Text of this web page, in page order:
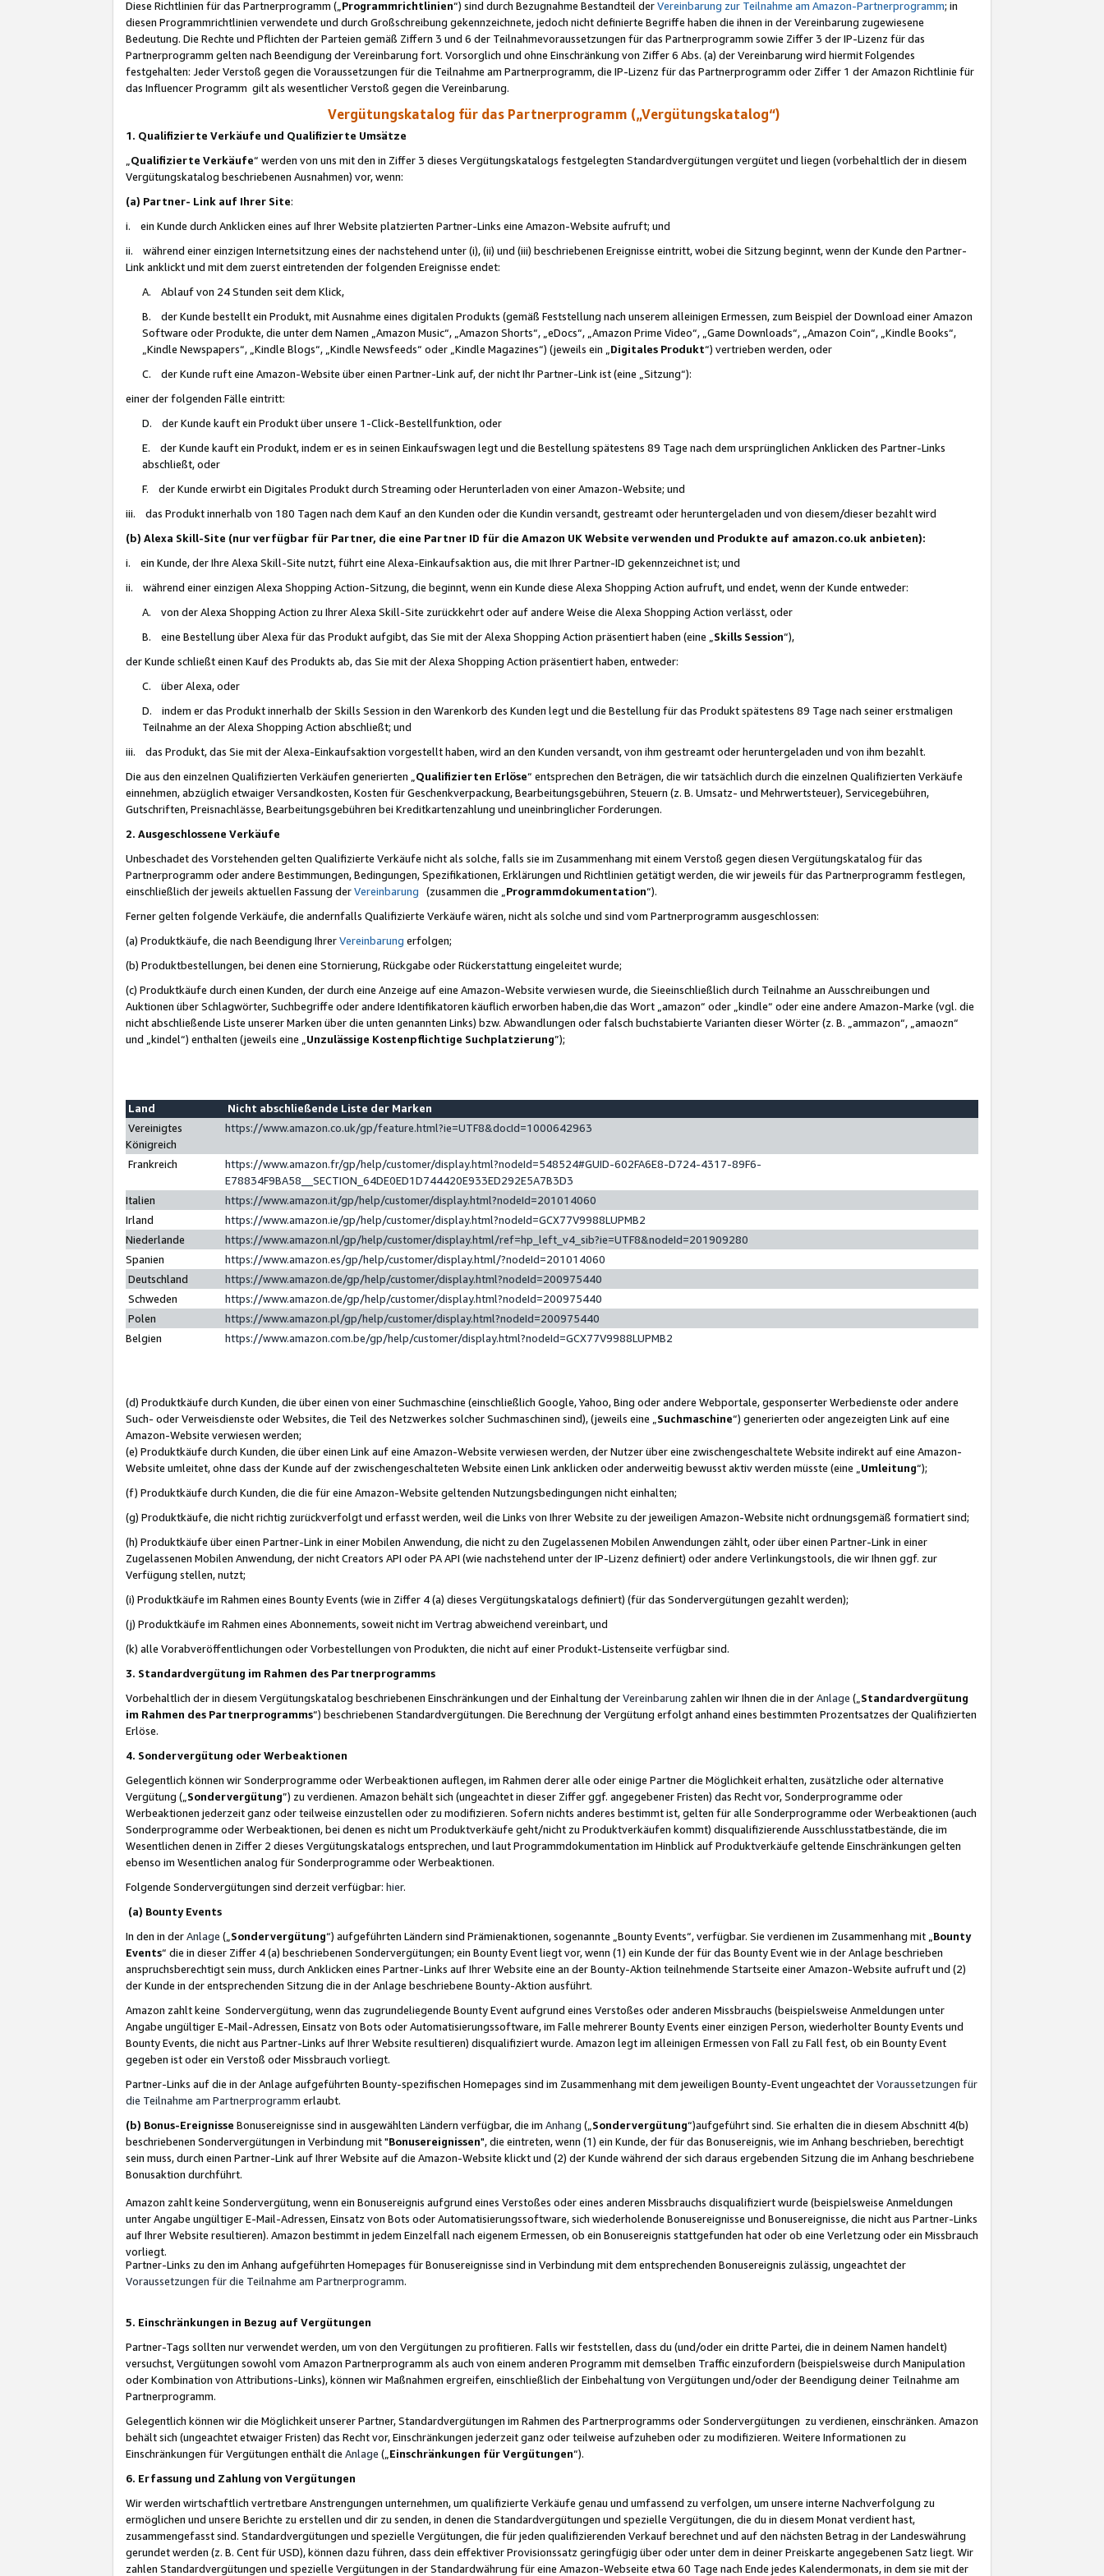
Diese Richtlinien für das Partnerprogramm („Programmrichtlinien“) sind durch Bezugnahme Bestandteil derVereinbarung zur Teilnahme am Amazon-Partnerprogramm; in
diesen Programmrichtlinien verwendete und durch Großschreibung gekennzeichnete, jedoch nicht definierte Begriffe haben die ihnen in der Vereinbarung zugewiesene
Bedeutung. Die Rechte und Pflichten der Parteien gemäß Ziffern 3 und 6 der Teilnahmevoraussetzungen für das Partnerprogramm sowie Ziffer 3 der IP-Lizenz für das
Partnerprogramm gelten nach Beendigung der Vereinbarung fort. Vorsorglich und ohne Einschränkung von Ziffer 6 Abs. (a) der Vereinbarung wird hiermit Folgendes
festgehalten: Jeder Verstoß gegen die Voraussetzungen für die Teilnahme am Partnerprogramm, die IP-Lizenz für das Partnerprogramm oder Ziffer 1 der Amazon Richtlinie für
das Influencer Programm gilt als wesentlicher Verstoß gegen die Vereinbarung.
Vergütungskatalog für das Partnerprogramm („Vergütungskatalog“)
1. Qualifizierte Verkäufe und Qualifizierte Umsätze
Qualifizierte Verkäufe“ werden von uns mit den in Ziffer 3 dieses Vergütungskatalogs festgelegten Standardvergütungen vergütet und liegen (vorbehaltlich der in diesem
Vergütungskatalog beschriebenen Ausnahmen) vor, wenn:
(a) Partner- Link auf Ihrer Site:
i. ein Kunde durch Anklicken eines auf Ihrer Website platzierten Partner-Links eine Amazon-Website aufruft; und
ii. während einer einzigen Internetsitzung eines der nachstehend unter (i), (ii) und (iii) beschriebenen Ereignisse eintritt, wobei die Sitzung beginnt, wenn der Kunde den Partner-
Link anklickt und mit dem zuerst eintretenden der folgenden Ereignisse endet:
A. Ablauf von 24 Stunden seit dem Klick,
B. der Kunde bestellt ein Produkt, mit Ausnahme eines digitalen Produkts (gemäß Feststellung nach unserem alleinigen Ermessen, zum Beispiel der Download einer Amazon
Software oder Produkte, die unter dem Namen „Amazon Music“, „Amazon Shorts“, „eDocs“, „Amazon Prime Video“, „Game Downloads“, „Amazon Coin“, „Kindle Books“,
„Kindle Newspapers“, „Kindle Blogs“, „Kindle Newsfeeds“ oder „Kindle Magazines“) (jeweils ein „ Digitales Produkt“) vertrieben werden, oder
C. der Kunde ruft eine Amazon-Website über einen Partner-Link auf, der nicht Ihr Partner-Link ist (eine „Sitzung“):
einer der folgenden Fälle eintritt:
D. der Kunde kauft ein Produkt über unsere 1-Click-Bestellfunktion, oder
E. der Kunde kauft ein Produkt, indem er es in seinen Einkaufswagen legt und die Bestellung spätestens 89 Tage nach dem ursprünglichen Anklicken des Partner-Links
abschließt, oder
F. der Kunde erwirbt ein Digitales Produkt durch Streaming oder Herunterladen von einer Amazon-Website; und
iii. das Produkt innerhalb von 180 Tagen nach dem Kauf an den Kunden oder die Kundin versandt, gestreamt oder heruntergeladen und von diesem/dieser bezahlt wird
(b) Alexa Skill-Site (nur verfügbar für Partner, die eine Partner ID für die Amazon UK Website verwenden und Produkte auf amazon.co.uk anbieten):
i. ein Kunde, der Ihre Alexa Skill-Site nutzt, führt eine Alexa-Einkaufsaktion aus, die mit Ihrer Partner-ID gekennzeichnet ist; und
ii. während einer einzigen Alexa Shopping Action-Sitzung, die beginnt, wenn ein Kunde diese Alexa Shopping Action aufruft, und endet, wenn der Kunde entweder:
A. von der Alexa Shopping Action zu Ihrer Alexa Skill-Site zurückkehrt oder auf andere Weise die Alexa Shopping Action verlässt, oder
B. eine Bestellung über Alexa für das Produkt aufgibt, das Sie mit der Alexa Shopping Action präsentiert haben (eine „ Skills Session“),
der Kunde schließt einen Kauf des Produkts ab, das Sie mit der Alexa Shopping Action präsentiert haben, entweder:
C. über Alexa, oder
D. indem er das Produkt innerhalb der Skills Session in den Warenkorb des Kunden legt und die Bestellung für das Produkt spätestens 89 Tage nach seiner erstmaligen
Teilnahme an der Alexa Shopping Action abschließt; und
iii. das Produkt, das Sie mit der Alexa-Einkaufsaktion vorgestellt haben, wird an den Kunden versandt, von ihm gestreamt oder heruntergeladen und von ihm bezahlt.
Die aus den einzelnen Qualifizierten Verkäufen generierten „ Qualifizierten Erlöse“ entsprechen den Beträgen, die wir tatsächlich durch die einzelnen Qualifizierten Verkäufe
einnehmen, abzüglich etwaiger Versandkosten, Kosten für Geschenkverpackung, Bearbeitungsgebühren, Steuern (z. B. Umsatz- und Mehrwertsteuer), Servicegebühren,
Gutschriften, Preisnachlässe, Bearbeitungsgebühren bei Kreditkartenzahlung und uneinbringlicher Forderungen.
2. Ausgeschlossene Verkäufe
Unbeschadet des Vorstehenden gelten Qualifizierte Verkäufe nicht als solche, falls sie im Zusammenhang mit einem Verstoß gegen diesen Vergütungskatalog für das
Partnerprogramm oder andere Bestimmungen, Bedingungen, Spezifikationen, Erklärungen und Richtlinien getätigt werden, die wir jeweils für das Partnerprogramm festlegen,
einschließlich der jeweils aktuellen Fassung derVereinbarung (zusammen die „ Programmdokumentation“).
Ferner gelten folgende Verkäufe, die andernfalls Qualifizierte Verkäufe wären, nicht als solche und sind vom Partnerprogramm ausgeschlossen:
(a) Produktkäufe, die nach Beendigung IhrerVereinbarung erfolgen;
(b) Produktbestellungen, bei denen eine Stornierung, Rückgabe oder Rückerstattung eingeleitet wurde;
(c) Produktkäufe durch einen Kunden, der durch eine Anzeige auf eine Amazon-Website verwiesen wurde, die Sieeinschließlich durch Teilnahme an Ausschreibungen und
Auktionen über Schlagwörter, Suchbegriffe oder andere Identifikatoren käuflich erworben haben,die das Wort „amazon“ oder „kindle“ oder eine andere Amazon-Marke (vgl. die
nicht abschließende Liste unserer Marken über die unten genannten Links) bzw. Abwandlungen oder falsch buchstabierte Varianten dieser Wörter (z. B. „ammazon“, „amaozn“
und „kindel“) enthalten (jeweils eine „ Unzulässige Kostenpflichtige Suchplatzierung”);
Land
Nicht abschließende Liste der Marken
Vereinigtes
Königreich
https://www.amazon.co.uk/gp/feature.html?ie=UTF8&docId=1000642963
Frankreich
https://www.amazon.fr/gp/help/customer/display.html?nodeId=548524#GUID-602FA6E8-D724-4317-89F6-
E78834F9BA58__SECTION_64DE0ED1D744420E933ED292E5A7B3D3
Italien
https://www.amazon.it/gp/help/customer/display.html?nodeId=201014060
Irland
https://www.amazon.ie/gp/help/customer/display.html?nodeId=GCX77V9988LUPMB2
Niederlande
https://www.amazon.nl/gp/help/customer/display.html/ref=hp_left_v4_sib?ie=UTF8&nodeId=201909280
Spanien
https://www.amazon.es/gp/help/customer/display.html/?nodeId=201014060
Deutschland
https://www.amazon.de/gp/help/customer/display.html?nodeId=200975440
Schweden
https://www.amazon.de/gp/help/customer/display.html?nodeId=200975440
Polen
https://www.amazon.pl/gp/help/customer/display.html?nodeId=200975440
Belgien
https://www.amazon.com.be/gp/help/customer/display.html?nodeId=GCX77V9988LUPMB2
(d) Produktkäufe durch Kunden, die über einen von einer Suchmaschine (einschließlich Google, Yahoo, Bing oder andere Webportale, gesponserter Werbedienste oder andere
Such- oder Verweisdienste oder Websites, die Teil des Netzwerkes solcher Suchmaschinen sind), (jeweils eine „ Suchmaschine“) generierten oder angezeigten Link auf eine
Amazon-Website verwiesen werden;
(e) Produktkäufe durch Kunden, die über einen Link auf eine Amazon-Website verwiesen werden, der Nutzer über eine zwischengeschaltete Website indirekt auf eine Amazon-
Website umleitet, ohne dass der Kunde auf der zwischengeschalteten Website einen Link anklicken oder anderweitig bewusst aktiv werden müsste (eine „ Umleitung“);
(f) Produktkäufe durch Kunden, die die für eine Amazon-Website geltenden Nutzungsbedingungen nicht einhalten;
(g) Produktkäufe, die nicht richtig zurückverfolgt und erfasst werden, weil die Links von Ihrer Website zu der jeweiligen Amazon-Website nicht ordnungsgemäß formatiert sind;
(h) Produktkäufe über einen Partner-Link in einer Mobilen Anwendung, die nicht zu den Zugelassenen Mobilen Anwendungen zählt, oder über einen Partner-Link in einer
Zugelassenen Mobilen Anwendung, der nicht Creators API oder PA API (wie nachstehend unter der IP-Lizenz definiert) oder andere Verlinkungstools, die wir Ihnen ggf. zur
Verfügung stellen, nutzt;
(i) Produktkäufe im Rahmen eines Bounty Events (wie in Ziffer 4 (a) dieses Vergütungskatalogs definiert) (für das Sondervergütungen gezahlt werden);
(j) Produktkäufe im Rahmen eines Abonnements, soweit nicht im Vertrag abweichend vereinbart, und
(k) alle Vorabveröffentlichungen oder Vorbestellungen von Produkten, die nicht auf einer Produkt-Listenseite verfügbar sind.
3. Standardvergütung im Rahmen des Partnerprogramms
Vorbehaltlich der in diesem Vergütungskatalog beschriebenen Einschränkungen und der Einhaltung derVereinbarung zahlen wir Ihnen die in derAnlage („ Standardvergütung
im Rahmen des Partnerprogramms“) beschriebenen Standardvergütungen. Die Berechnung der Vergütung erfolgt anhand eines bestimmten Prozentsatzes der Qualifizierten
Erlöse.
4. Sondervergütung oder Werbeaktionen
Gelegentlich können wir Sonderprogramme oder Werbeaktionen auflegen, im Rahmen derer alle oder einige Partner die Möglichkeit erhalten, zusätzliche oder alternative
Vergütung („ Sondervergütung”) zu verdienen. Amazon behält sich (ungeachtet in dieser Ziffer ggf. angegebener Fristen) das Recht vor, Sonderprogramme oder
Werbeaktionen jederzeit ganz oder teilweise einzustellen oder zu modifizieren. Sofern nichts anderes bestimmt ist, gelten für alle Sonderprogramme oder Werbeaktionen (auch
Sonderprogramme oder Werbeaktionen, bei denen es nicht um Produktverkäufe geht/nicht zu Produktverkäufen kommt) disqualifizierende Ausschlusstatbestände, die im
Wesentlichen denen in Ziffer 2 dieses Vergütungskatalogs entsprechen, und laut Programmdokumentation im Hinblick auf Produktverkäufe geltende Einschränkungen gelten
ebenso im Wesentlichen analog für Sonderprogramme oder Werbeaktionen.
Folgende Sondervergütungen sind derzeit verfügbar: hier.
(a) Bounty Events
In den in derAnlage („ Sondervergütung“) aufgeführten Ländern sind Prämienaktionen, sogenannte „Bounty Events“, verfügbar. Sie verdienen im Zusammenhang mit „ Bounty
Events“ die in dieser Ziffer 4 (a) beschriebenen Sondervergütungen; ein Bounty Event liegt vor, wenn (1) ein Kunde der für das Bounty Event wie in der Anlage beschrieben
anspruchsberechtigt sein muss, durch Anklicken eines Partner-Links auf Ihrer Website eine an der Bounty-Aktion teilnehmende Startseite einer Amazon-Website aufruft und (2)
der Kunde in der entsprechenden Sitzung die in der Anlage beschriebene Bounty-Aktion ausführt.
Amazon zahlt keine Sondervergütung, wenn das zugrundeliegende Bounty Event aufgrund eines Verstoßes oder anderen Missbrauchs (beispielsweise Anmeldungen unter
Angabe ungültiger E-Mail-Adressen, Einsatz von Bots oder Automatisierungssoftware, im Falle mehrerer Bounty Events einer einzigen Person, wiederholter Bounty Events und
Bounty Events, die nicht aus Partner-Links auf Ihrer Website resultieren) disqualifiziert wurde. Amazon legt im alleinigen Ermessen von Fall zu Fall fest, ob ein Bounty Event
gegeben ist oder ein Verstoß oder Missbrauch vorliegt.
Partner-Links auf die in der Anlage aufgeführten Bounty-spezifischen Homepages sind im Zusammenhang mit dem jeweiligen Bounty-Event ungeachtet derVoraussetzungen für
die Teilnahme am Partnerprogramm erlaubt.
(b) Bonus-Ereignisse Bonusereignisse sind in ausgewählten Ländern verfügbar, die im Anhang („ Sondervergütung“)aufgeführt sind. Sie erhalten die in diesem Abschnitt 4(b)
beschriebenen Sondervergütungen in Verbindung mit "Bonusereignissen", die eintreten, wenn (1) ein Kunde, der für das Bonusereignis, wie im Anhang beschrieben, berechtigt
sein muss, durch einen Partner-Link auf Ihrer Website auf die Amazon-Website klickt und (2) der Kunde während der sich daraus ergebenden Sitzung die im Anhang beschriebene
Bonusaktion durchführt.
Amazon zahlt keine Sondervergütung, wenn ein Bonusereignis aufgrund eines Verstoßes oder eines anderen Missbrauchs disqualifiziert wurde (beispielsweise Anmeldungen
unter Angabe ungültiger E-Mail-Adressen, Einsatz von Bots oder Automatisierungssoftware, sich wiederholende Bonusereignisse und Bonusereignisse, die nicht aus Partner-Links
auf Ihrer Website resultieren). Amazon bestimmt in jedem Einzelfall nach eigenem Ermessen, ob ein Bonusereignis stattgefunden hat oder ob eine Verletzung oder ein Missbrauch
vorliegt.
Partner-Links zu den im Anhang aufgeführten Homepages für Bonusereignisse sind in Verbindung mit dem entsprechenden Bonusereignis zulässig, ungeachtet der
Voraussetzungen für die Teilnahme am Partnerprogramm.
5. Einschränkungen in Bezug auf Vergütungen
Partner-Tags sollten nur verwendet werden, um von den Vergütungen zu profitieren. Falls wir feststellen, dass du (und/oder ein dritte Partei, die in deinem Namen handelt)
versuchst, Vergütungen sowohl vom Amazon Partnerprogramm als auch von einem anderen Programm mit demselben Traffic einzufordern (beispielsweise durch Manipulation
oder Kombination von Attributions-Links), können wir Maßnahmen ergreifen, einschließlich der Einbehaltung von Vergütungen und/oder der Beendigung deiner Teilnahme am
Partnerprogramm.
Gelegentlich können wir die Möglichkeit unserer Partner, Standardvergütungen im Rahmen des Partnerprogramms oder Sondervergütungen zu verdienen, einschränken. Amazon
behält sich (ungeachtet etwaiger Fristen) das Recht vor, Einschränkungen jederzeit ganz oder teilweise aufzuheben oder zu modifizieren. Weitere Informationen zu
Einschränkungen für Vergütungen enthält die Anlage („ Einschränkungen für Vergütungen“).
6. Erfassung und Zahlung von Vergütungen
Wir werden wirtschaftlich vertretbare Anstrengungen unternehmen, um qualifizierte Verkäufe genau und umfassend zu verfolgen, um unsere interne Nachverfolgung zu
ermöglichen und unsere Berichte zu erstellen und dir zu senden, in denen die Standardvergütungen und spezielle Vergütungen, die du in diesem Monat verdient hast,
zusammengefasst sind. Standardvergütungen und spezielle Vergütungen, die für jeden qualifizierenden Verkauf berechnet und auf den nächsten Betrag in der Landeswährung
gerundet werden (z. B. Cent für USD), können dazu führen, dass dein effektiver Provisionssatz geringfügig über oder unter dem in deiner Preiskarte angegebenen Satz liegt. Wir
zahlen Standardvergütungen und spezielle Vergütungen in der Standardwährung für eine Amazon-Webseite etwa 60 Tage nach Ende jedes Kalendermonats, in dem sie mit der